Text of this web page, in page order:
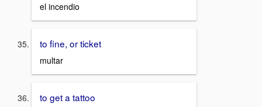
el incendio
to fine, or ticket
multar
to get a tattoo